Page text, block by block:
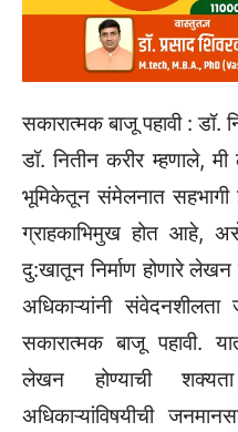
सकारात्मक बाजू पहावी : डॉ.
डॉ. नितीन करीर म्हणाले,
भूमिकेतून संमेलनात
ग्राहकाभिमुख होत आहे,
दु:खातून निर्माण होणारे
अधिकाऱ्यांनी
सकारात्मक बाजू पहावी.
लेखन होण्याची
अधिकाऱ्यांविषयीची